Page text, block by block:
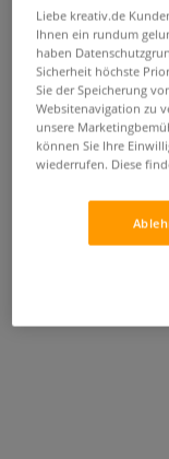
Serie 4850
außergewöhnlich
Hochwertige
Liebe kreativ.de
Ihnen ein rundum
haben
Sicherheit höchste
Sie der Speicherung
Websitenavigation zu
unsere
können Sie Ihre
wiederrufen. Diese